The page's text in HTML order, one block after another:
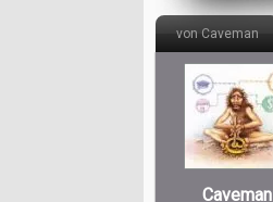
von Caveman
Caveman